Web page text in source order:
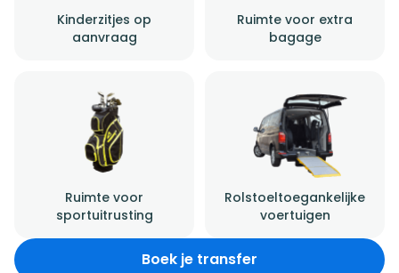
Kinderzitjes op
aanvraag
Ruimte voor extra
bagage
Ruimte voor
sportuitrusting
Rolstoeltoegankelijke
voertuigen
Boek je transfer